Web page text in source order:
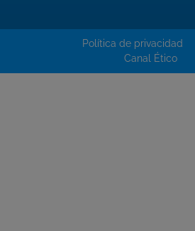
Política de privacidad
Canal Ético